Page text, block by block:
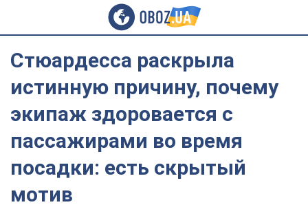
Стюардесса раскрыла
истинную причину, почему
экипаж здоровается с
пассажирами во время
посадки: есть скрытый
мотив